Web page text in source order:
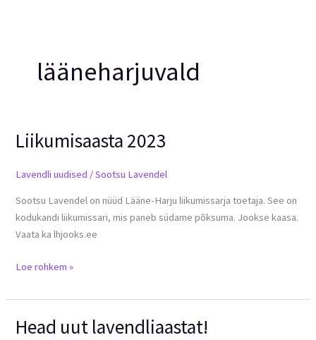
lääneharjuvald
Liikumisaasta 2023
Lavendli uudised /Sootsu Lavendel
Sootsu Lavendel on nüüd Lääne-Harju liikumissarja toetaja. See on
kodukandi liikumissari, mis paneb südame põksuma. Jookse kaasa.
Vaata ka lhjooks.ee
Liikumisaasta
Loe rohkem »
Head uut lavendliaastat!
Head